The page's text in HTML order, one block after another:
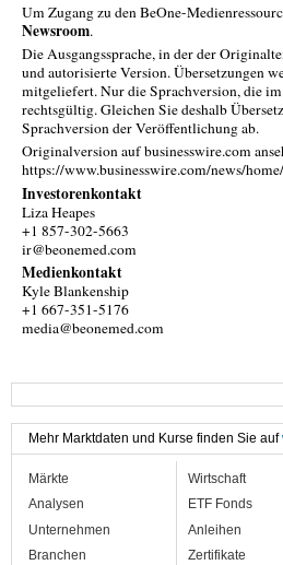
Um Zugang zu den BeOne-
Newsroom.
Die Ausgangssprache, in der der
und autorisierte Version. Übersetzungen
mitgeliefert. Nur die Sprachversion, die
rechtsgültig. Gleichen Sie deshalb
Sprachversion der Veröffentlichung ab.
Originalversion auf businesswire.com
https://www.businesswire.com/news/
Investorenkontakt
Liza Heapes
+1 857-302-5663
ir@beonemed.com
Medienkontakt
Kyle Blankenship
+1 667-351-5176
media@beonemed.com
Mehr Marktdaten und Kurse finden Sie auf
Märkte
Analysen
Unternehmen
Branchen
Wirtschaft
ETF Fonds
Anleihen
Zertifikate